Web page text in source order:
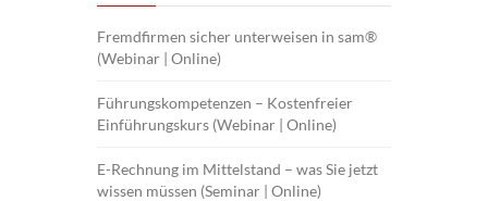
Fremdfirmen sicher unterweisen in sam®
(Webinar | Online)
Führungskompetenzen – Kostenfreier
Einführungskurs (Webinar | Online)
E-Rechnung im Mittelstand – was Sie jetzt
wissen müssen (Seminar | Online)